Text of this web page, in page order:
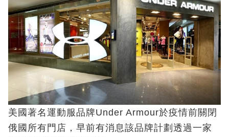
美國著名運動服品牌Under Armour於疫情前關閉
俄國所有門店，早前有消息該品牌計劃透過一家